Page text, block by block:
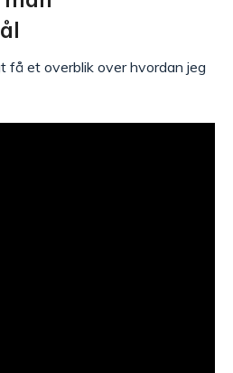
få et overblik over hvordan jeg